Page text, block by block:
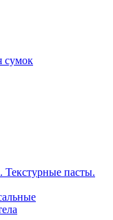
сумок
Текстурные пасты.